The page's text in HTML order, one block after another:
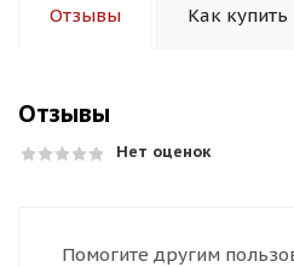
Отзывы Как купить
Отзывы
Нет оценок
Помогите другим